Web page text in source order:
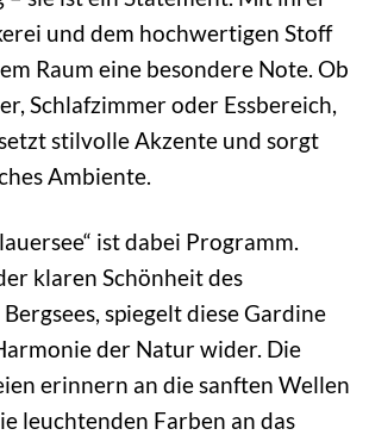
und dem hochwertigen Stoff
Raum eine besondere Note. Ob
Schlafzimmer oder Essbereich,
stilvolle Akzente und sorgt
Ambiente.
ist dabei Programm.
klaren Schönheit des
spiegelt diese Gardine
der Natur wider. Die
erinnern an die sanften Wellen
leuchtenden Farben an das